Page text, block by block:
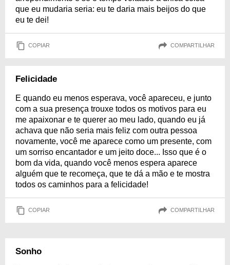
que eu mudaria seria: eu te daria mais beijos do que
eu te dei!
COPIAR COMPARTILHAR
Felicidade
E quando eu menos esperava, você apareceu, e junto
com a sua presença trouxe todos os motivos para eu
me apaixonar e te querer ao meu lado, quando eu já
achava que não seria mais feliz com outra pessoa
novamente, você me aparece como um presente, com
um sorriso encantador e um jeito doce... Isso que é o
bom da vida, quando você menos espera aparece
alguém que te recomeça, que te dá a mão e te mostra
todos os caminhos para a felicidade!
COPIAR COMPARTILHAR
Sonho